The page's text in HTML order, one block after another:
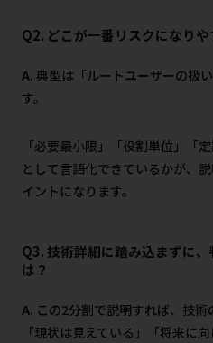
Q2. どこが一番リスクになりや
A. 典型は「ルートユーザーの扱
す。
「必要最小限」「役割単位」「
として言語化できているかが、
イントになります。
Q3.技術詳細に踏み込まずに
は？
A. この2分割で説明すれば、技術
「現状は見えている」「将来に